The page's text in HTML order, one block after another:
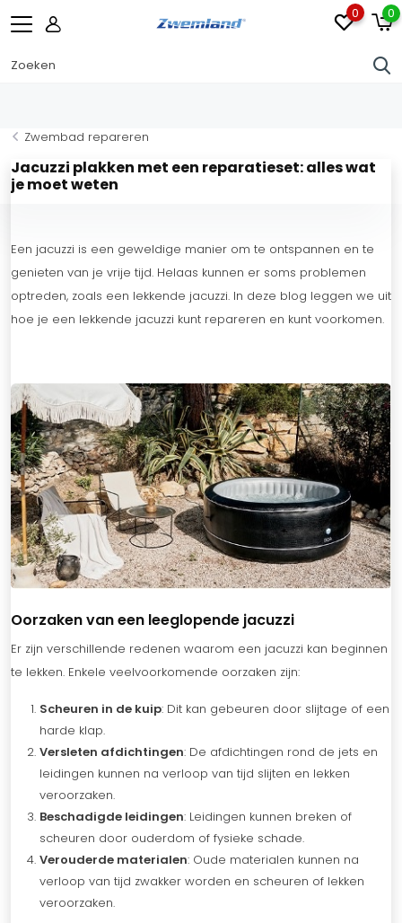
0 0
Zwembad repareren
Jacuzzi plakken met een reparatieset: alles wat
je moet weten
Een jacuzzi is een geweldige manier om te ontspannen en te
genieten van je vrije tijd. Helaas kunnen er soms problemen
optreden, zoals een lekkende jacuzzi. In deze blog leggen we uit
hoe je een lekkende jacuzzi kunt repareren en kunt voorkomen.
Oorzaken van een leeglopende jacuzzi
Er zijn verschillende redenen waarom een jacuzzi kan beginnen
te lekken. Enkele veelvoorkomende oorzaken zijn:
Scheuren in de kuip: Dit kan gebeuren door slijtage of een
harde klap.
Versleten afdichtingen: De afdichtingen rond de jets en
leidingen kunnen na verloop van tijd slijten en lekken
veroorzaken.
Beschadigde leidingen: Leidingen kunnen breken of
scheuren door ouderdom of fysieke schade.
Verouderde materialen: Oude materialen kunnen na
verloop van tijd zwakker worden en scheuren of lekken
veroorzaken.